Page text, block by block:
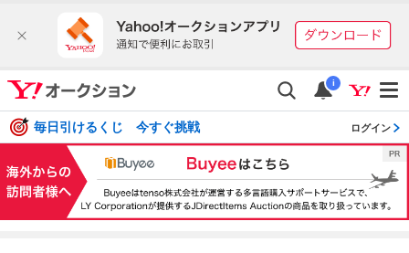
i
毎日引けるくじ 今すぐ挑戦 ログイン